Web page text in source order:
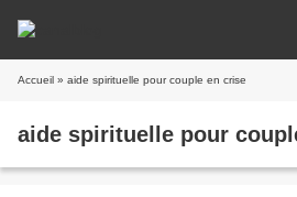
Accueil » aide spirituelle pour couple en crise
aide spirituelle pour